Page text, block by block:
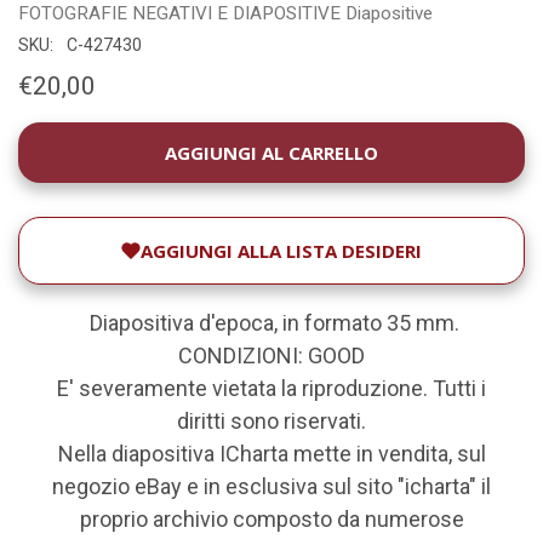
FOTOGRAFIE NEGATIVI E DIAPOSITIVE Diapositive
SKU: C-427430
€20,00
DISPONIBILITÀ
ATTUALE:
AGGIUNGI ALLA LISTA DESIDERI
Diapositiva d'epoca, in formato 35 mm.
CONDIZIONI: GOOD
E' severamente vietata la riproduzione. Tutti i
diritti sono riservati.
Nella diapositiva ICharta mette in vendita, sul
negozio eBay e in esclusiva sul sito "icharta" il
proprio archivio composto da numerose